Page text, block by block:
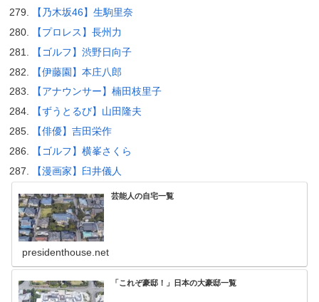
【乃木坂46】生駒里奈
【プロレス】長州力
【ゴルフ】渋野日向子
【伊藤園】本庄八郎
【アナウンサー】楠田枝里子
【ずうとるび】山田隆夫
【俳優】吉田栄作
【ゴルフ】横峯さくら
【漫画家】臼井儀人
芸能人の自宅一覧
presidenthouse.net
「これぞ豪邸！」日本の大豪邸一覧